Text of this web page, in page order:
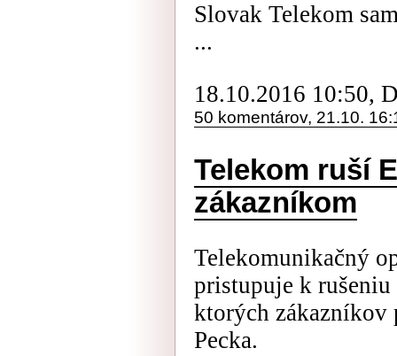
Slovak Telekom
...
18.10.2016 10:50,
50 komentárov, 21.10.
Telekom ruší
zákazníkom
Telekomunikačný
pristupuje k
ktorých zákazníkov
Pecka.